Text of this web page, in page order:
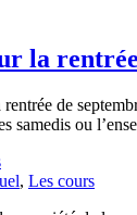
la
de
samedis ou
, Les cours